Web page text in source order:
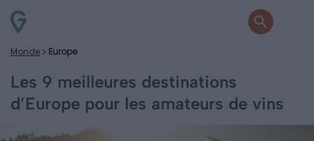
Monde Europe
Les 9 meilleures destinations
d’Europe pour les amateurs de vins